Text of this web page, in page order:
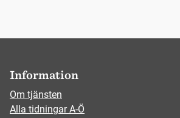
Information
Om tjänsten
Alla tidningar A-Ö